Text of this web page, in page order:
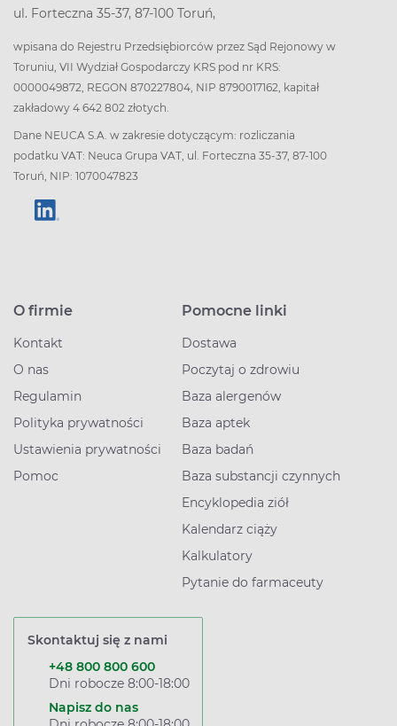
ul. Forteczna 35-37, 87-100 Toruń,
wpisana do Rejestru Przedsiębiorców przez Sąd Rejonowy w
Toruniu, VII Wydział Gospodarczy KRS pod nr KRS:
0000049872, REGON 870227804, NIP 8790017162, kapitał
zakładowy 4 642 802 złotych.
Dane NEUCA S.A. w zakresie dotyczącym: rozliczania
podatku VAT: Neuca Grupa VAT, ul. Forteczna 35-37, 87-100
Toruń, NIP: 1070047823
O firmie
Kontakt
O nas
Regulamin
Polityka prywatności
Ustawienia prywatności
Pomoc
Pomocne linki
Dostawa
Poczytaj o zdrowiu
Baza alergenów
Baza aptek
Baza badań
Baza substancji czynnych
Encyklopedia ziół
Kalendarz ciąży
Kalkulatory
Pytanie do farmaceuty
Skontaktuj się z nami
+48 800 800 600
Dni robocze 8:00-18:00
Napisz do nas